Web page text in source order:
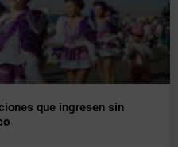
que ingresen sin